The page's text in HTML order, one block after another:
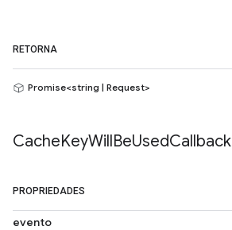
RETORNA
Promise<string | Request>
CacheKeyWillBeUsedCallback
PROPRIEDADES
evento